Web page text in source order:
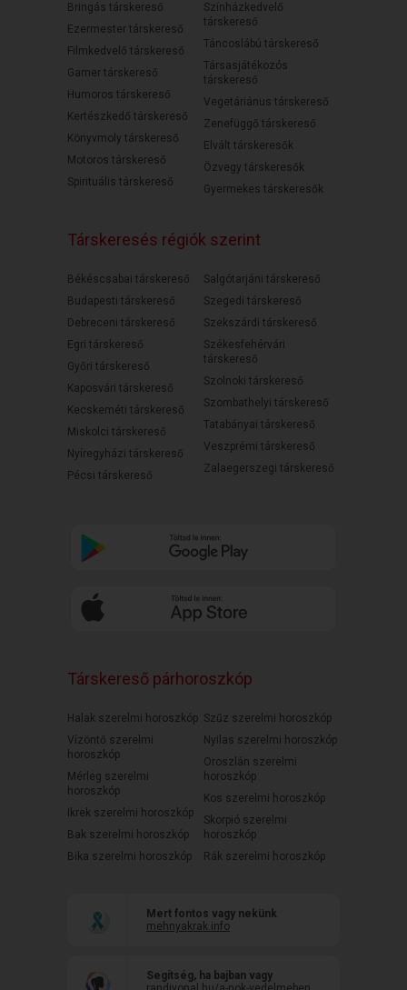
Bringás társkereső
Ezermester társkereső
Filmkedvelő társkereső
Gamer társkereső
Humoros társkereső
Kertészkedő társkereső
Könyvmoly társkereső
Motoros társkereső
Spirituális társkereső
Színházkedvelő
társkereső
Táncoslábú társkereső
Társasjátékozós
társkereső
Vegetáriánus társkereső
Zenefüggő társkereső
Elvált társkeresők
Özvegy társkeresők
Gyermekes társkeresők
Társkeresés régiók szerint
Békéscsabai társkereső
Budapesti társkereső
Debreceni társkereső
Egri társkereső
Győri társkereső
Kaposvári társkereső
Kecskeméti társkereső
Miskolci társkereső
Nyíregyházi társkereső
Pécsi társkereső
Salgótarjáni társkereső
Szegedi társkereső
Szekszárdi társkereső
Székesfehérvári
társkereső
Szolnoki társkereső
Szombathelyi társkereső
Tatabányai társkereső
Veszprémi társkereső
Zalaegerszegi társkereső
Társkereső párhoroszkóp
Halak szerelmi horoszkóp
Vízöntő szerelmi
horoszkóp
Mérleg szerelmi
horoszkóp
Ikrek szerelmi horoszkóp
Bak szerelmi horoszkóp
Bika szerelmi horoszkóp
Szűz szerelmi horoszkóp
Nyilas szerelmi horoszkóp
Oroszlán szerelmi
horoszkóp
Kos szerelmi horoszkóp
Skorpió szerelmi
horoszkóp
Rák szerelmi horoszkóp
Mert fontos vagy nekünk
mehnyakrak.info
Segítség, ha bajban vagy